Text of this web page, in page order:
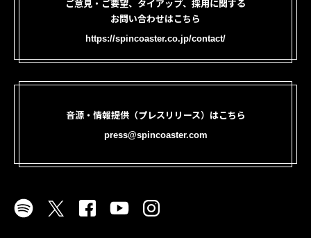
ご意見・ご要望、タイアップ、採用に関する
お問い合わせはこちら
https://spincoaster.co.jp/contact/
音源・情報提供（プレスリリース）はこちら
press@spincoaster.com